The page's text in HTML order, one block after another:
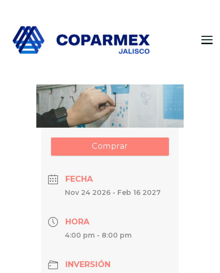
Comprar
FECHA
Nov 24 2026 - Feb 16 2027
HORA
4:00 pm - 8:00 pm
INVERSIÓN